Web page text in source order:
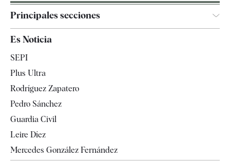
Principales secciones
España
Televisión
Es Noticia
SEPI
Plus Ultra
Rodríguez Zapatero
Pedro Sánchez
Guardia Civil
Leire Díez
Mercedes González Fernández